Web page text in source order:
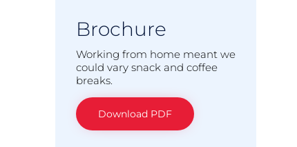
Brochure
Working from home meant we
could vary snack and coffee
breaks.
Download PDF